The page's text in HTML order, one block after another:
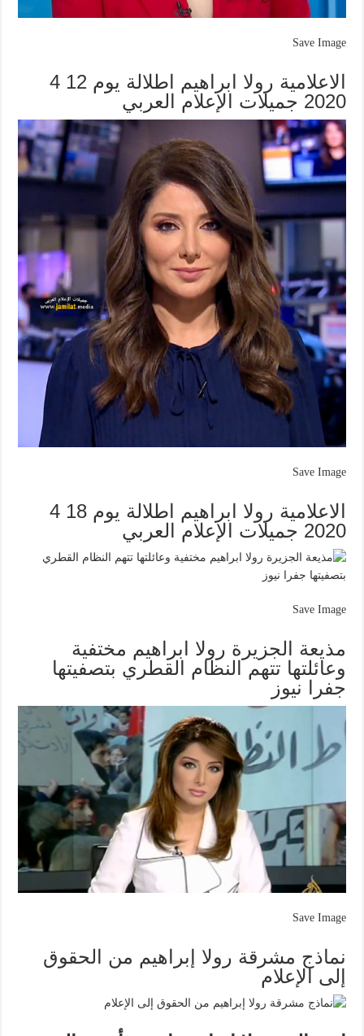
Save Image
الاعلامية رولا ابراهيم اطلالة يوم 12 4
2020 جميلات الإعلام العربي
Save Image
الاعلامية رولا ابراهيم اطلالة يوم 18 4
2020 جميلات الإعلام العربي
Save Image
مذيعة الجزيرة رولا ابراهيم مختفية
وعائلتها تتهم النظام القطري بتصفيتها
جفرا نيوز
Save Image
نماذج مشرقة رولا إبراهيم من الحقوق
إلى الإعلام